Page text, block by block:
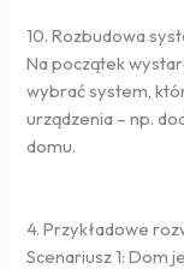
10. Rozbudowa
Na początek
wybrać system,
urządzenia – np.
domu.
4. Przykładowe
Scenariusz 1: Dom